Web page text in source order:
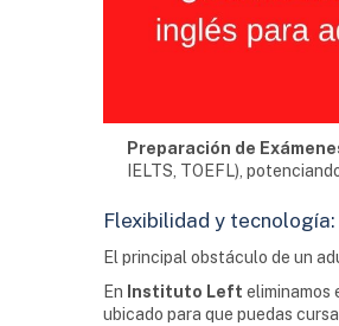
Preparación de
IELTS, TOEFL),
Flexibilidad y
El principal obstáculo de un
En Instituto Left eliminamos
ubicado para que puedas